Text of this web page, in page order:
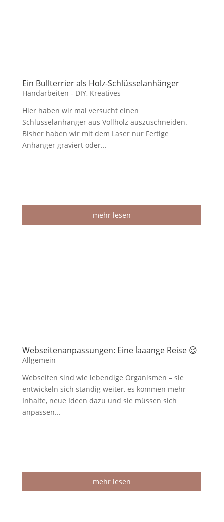
Ein Bullterrier als Holz-Schlüsselanhänger
Handarbeiten - DIY, Kreatives
Hier haben wir mal versucht einen
Schlüsselanhänger aus Vollholz auszuschneiden.
Bisher haben wir mit dem Laser nur Fertige
Anhänger graviert oder...
mehr lesen
Webseitenanpassungen: Eine laaange Reise 😉
Allgemein
Webseiten sind wie lebendige Organismen – sie
entwickeln sich ständig weiter, es kommen mehr
Inhalte, neue Ideen dazu und sie müssen sich
anpassen...
mehr lesen